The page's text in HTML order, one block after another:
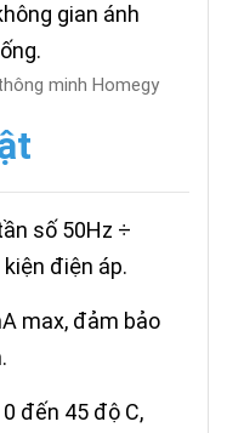
gian ánh
số 50Hz ÷
điện áp.
max, đảm bảo
đến 45 độ C,